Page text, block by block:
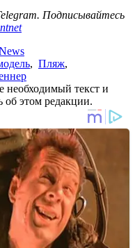
Подписывайтесь
, Пляж,
необходимый текст и
этом редакции.